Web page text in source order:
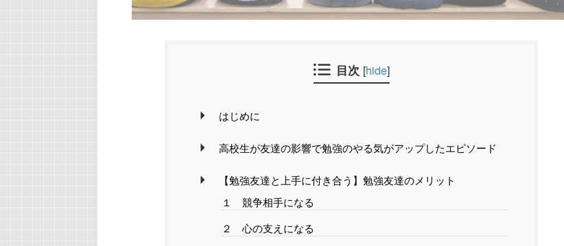
目次 [hide]
はじめに
高校生が友達の影響で勉強のやる気がアップしたエピソード
【勉強友達と上手に付き合う】勉強友達のメリット
１ 競争相手になる
２ 心の支えになる